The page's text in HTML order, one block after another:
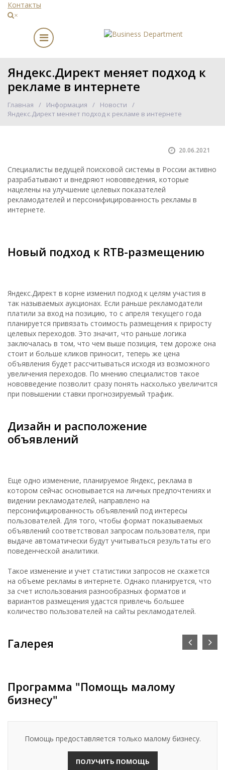
Контакты
×
Яндекс.Директ меняет подход к
рекламе в интернете
Главная Информация
Новости
Яндекс.Директ меняет подход к рекламе в интернете
20.06.2021
Специалисты ведущей поисковой системы в России активно
разрабатывают и внедряют нововведения, которые
нацелены на улучшение целевых показателей
рекламодателей и персонифицированность рекламы в
интернете.
Новый подход к RTB-размещению
Яндекс.Директ в корне изменил подход к целям участия в
так называемых аукционах. Если раньше рекламодатели
платили за вход на позицию, то с апреля текущего года
планируется привязать стоимость размещения к приросту
целевых переходов. Это значит, что раньше логика
заключалась в том, что чем выше позиция, тем дороже она
стоит и больше кликов приносит, теперь же цена
объявления будет рассчитываться исходя из возможного
увеличения переходов. По мнению специалистов такое
нововведение позволит сразу понять насколько увеличится
при повышении ставки прогнозируемый трафик.
Дизайн и расположение
объявлений
Еще одно изменение, планируемое Яндекс, реклама в
котором сейчас основывается на личных предпочтениях и
видении рекламодателей, направлено на
персонифицированность объявлений под интересы
пользователей. Для того, чтобы формат показываемых
объявлений соответствовал запросам пользователя, при
выдаче автоматически будут учитываться результаты его
поведенческой аналитики.
Такое изменение и учет статистики запросов не скажется
на объеме рекламы в интернете. Однако планируется, что
за счет использования разнообразных форматов и
вариантов размещения удастся привлечь большее
количество пользователей на сайты рекламодателей.
Галерея
Программа "Помощь малому
бизнесу"
Помощь предоставляется только малому бизнесу.
ПОЛУЧИТЬ ПОМОЩЬ